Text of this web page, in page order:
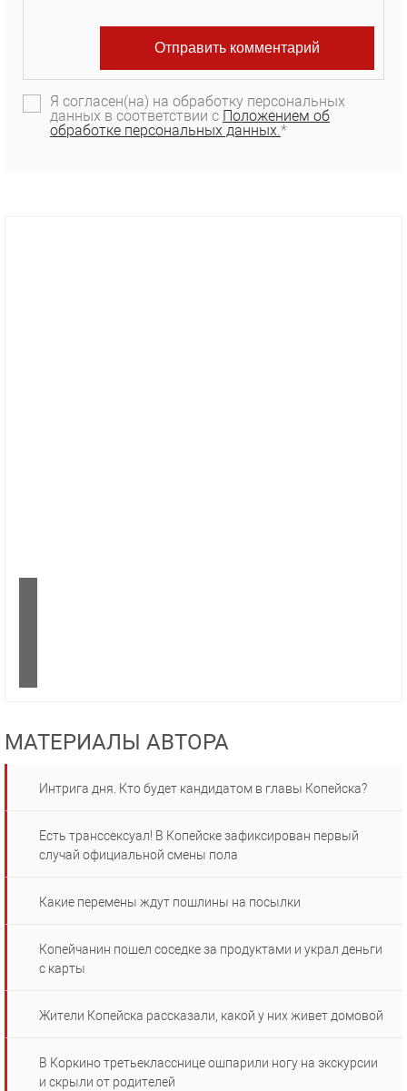
Я согласен(на) на обработку персональных
данных в соответствии с Положением об
обработке персональных данных.*
МАТЕРИАЛЫ АВТОРА
Интрига дня. Кто будет кандидатом в главы Копейска?
Есть транссексуал! В Копейске зафиксирован первый
случай официальной смены пола
Какие перемены ждут пошлины на посылки
Копейчанин пошел соседке за продуктами и украл деньги
с карты
Жители Копейска рассказали, какой у них живет домовой
В Коркино третьекласснице ошпарили ногу на экскурсии
и скрыли от родителей